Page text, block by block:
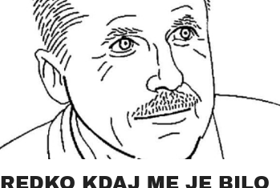
REDKO KDAJ ME JE BILO